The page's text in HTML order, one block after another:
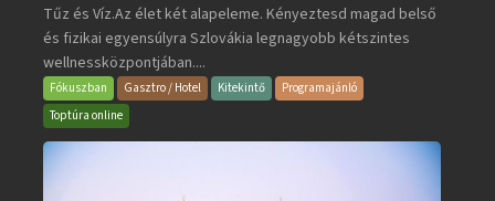
Poprad
·
Wellness
és
Gyógyfürdő
Tűz és Víz.Az élet két alapeleme. Kényeztesd magad belső
és fizikai egyensúlyra Szlovákia legnagyobb kétszintes
wellnessközpontjában....
Fókuszban Gasztro / Hotel Kitekintő
Programajánló
Toptúra online